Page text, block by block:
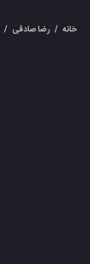
خانه / رضا صادقی /